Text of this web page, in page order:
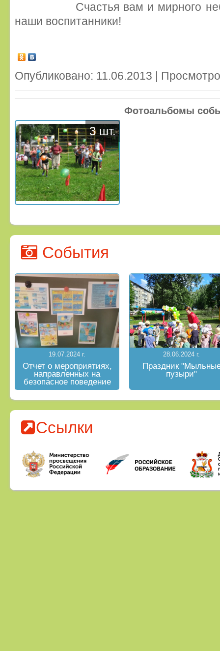
Счастья вам и мирного неба
наши воспитанники!
Опубликовано: 11.06.2013 |
Фотоальбомы
3 шт.
События
19.07.2024 г.
Отчет о мероприятиях,
направленных на
безопасное поведение
на водных объектах в
летний период
28.06.2024 г.
Праздник
пузыри"
Ссылки